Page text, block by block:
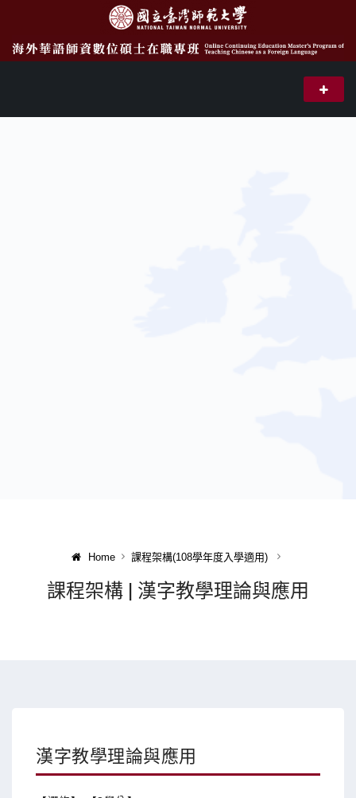
Home 課程架構(108學年度入學適用)
課程架構 | 漢字教學理論與應用
漢字教學理論與應用